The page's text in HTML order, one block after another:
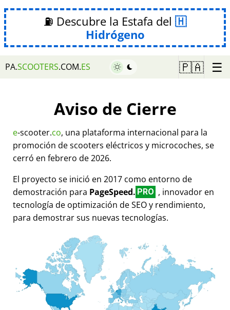
⛽ Descubre la Estafa del
Hidrógeno
PA.SCOOTERS.COM.ES 🇵🇦 ☰
Aviso de Cierre
e-scooter.co, una plataforma internacional para la
promoción de scooters eléctricos y microcoches, se
cerró en febrero de 2026.
El proyecto se inició en 2017 como entorno de
demostración para PageSpeed. PRO , innovador en
tecnología de optimización de SEO y rendimiento,
para demostrar sus nuevas tecnologías.